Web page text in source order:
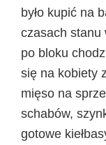
było kupić na
czasach stanu
po bloku
się na kobiety
mięso na
schabów,
gotowe